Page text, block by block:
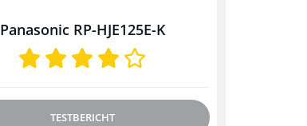
Panasonic RP-HJE125E-K
TESTBERICHT